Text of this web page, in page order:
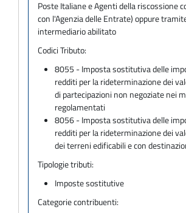
Poste Italiane e Agenti della riscossione
con l'Agenzia delle Entrate) oppure
intermediario abilitato
Codici Tributo:
8055 - Imposta sostitutiva delle
redditi per la rideterminazione dei
di partecipazioni non negoziate nei
regolamentati
8056 - Imposta sostitutiva delle
redditi per la rideterminazione dei
dei terreni edificabili e con
Tipologie tributi:
Imposte sostitutive
Categorie contribuenti: